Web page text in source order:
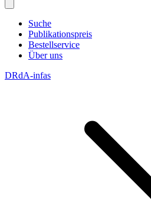
Suche
Publikationspreis
Bestellservice
Über uns
DRdA-infas